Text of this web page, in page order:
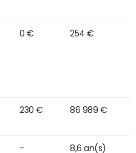
0 € 254 €
230 € 86 989 €
- 8,6 an(s)